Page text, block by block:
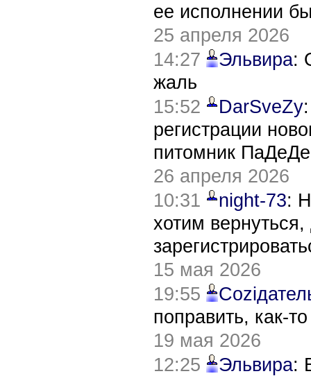
ее исполнении
25 апреля 2026
14:27
Эльвира:
жаль
15:52
DarSveZy
регистрации
питомник
26 апреля 2026
10:31
night-73:
хотим
15 мая 2026
19:55
поправить, как-
19 мая 2026
12:25
Эльвира: